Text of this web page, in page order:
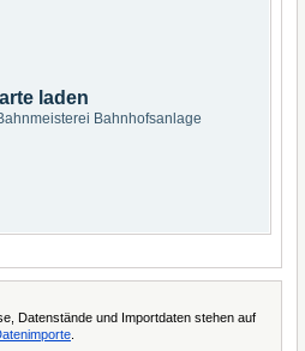
laden
Bahnhofsanlage
Datenstände und Importdaten stehen auf